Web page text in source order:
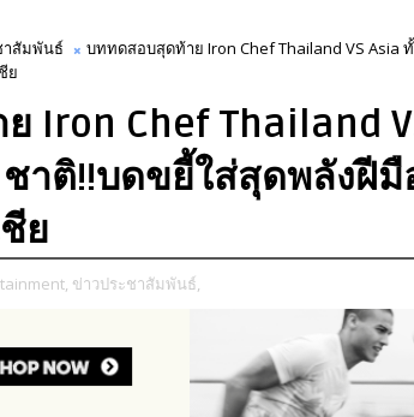
าสัมพันธ์
บททดสอบสุดท้าย Iron Chef Thailand VS Asia
ย
Iron Chef Thailand
าติ!!บดขยี้ใส่สุดพลังฝี
ย
ข่าวประชาสัมพันธ์,